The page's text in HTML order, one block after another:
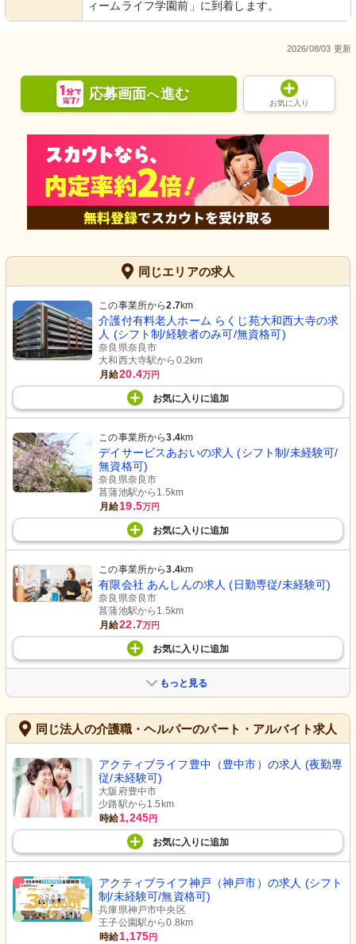
ィームライフ学園前」に到着します。
2026/08/03 更新
応募画面へ進む
お気に入り
同じエリアの求人
この事業所から2.7km
介護付有料老人ホーム らくじ苑大和西大寺の求
人 (シフト制/経験者のみ可/無資格可)
奈良県奈良市
大和西大寺駅から0.2km
月給20.4万円
お気に入り に追加
この事業所から3.4km
デイサービスあおいの求人 (シフト制/未経験可/
無資格可)
奈良県奈良市
菖蒲池駅から1.5km
月給19.5万円
お気に入り に追加
この事業所から3.4km
有限会社 あんしんの求人 (日勤専従/未経験可)
奈良県奈良市
菖蒲池駅から1.5km
月給22.7万円
お気に入り に追加
もっと見る
同じ法人の介護職・ヘルパーのパート・アルバイト求人
アクティブライフ豊中（豊中市）の求人 (夜勤専
従/未経験可)
大阪府豊中市
少路駅から1.5km
時給1,245円
お気に入り に追加
アクティブライフ神戸（神戸市）の求人 (シフト
制/未経験可/無資格可)
兵庫県神戸市中央区
王子公園駅から0.8km
時給1,175円